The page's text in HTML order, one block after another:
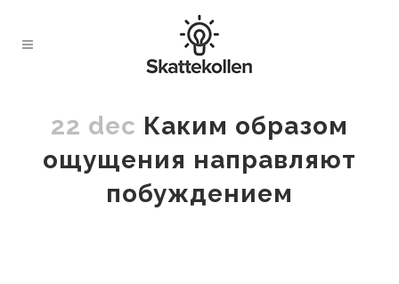
22 dec Каким образом
ощущения направляют
побуждением